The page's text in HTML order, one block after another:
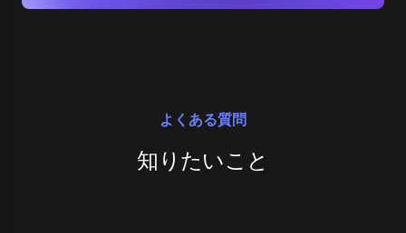
よくある質問
知りたいこと